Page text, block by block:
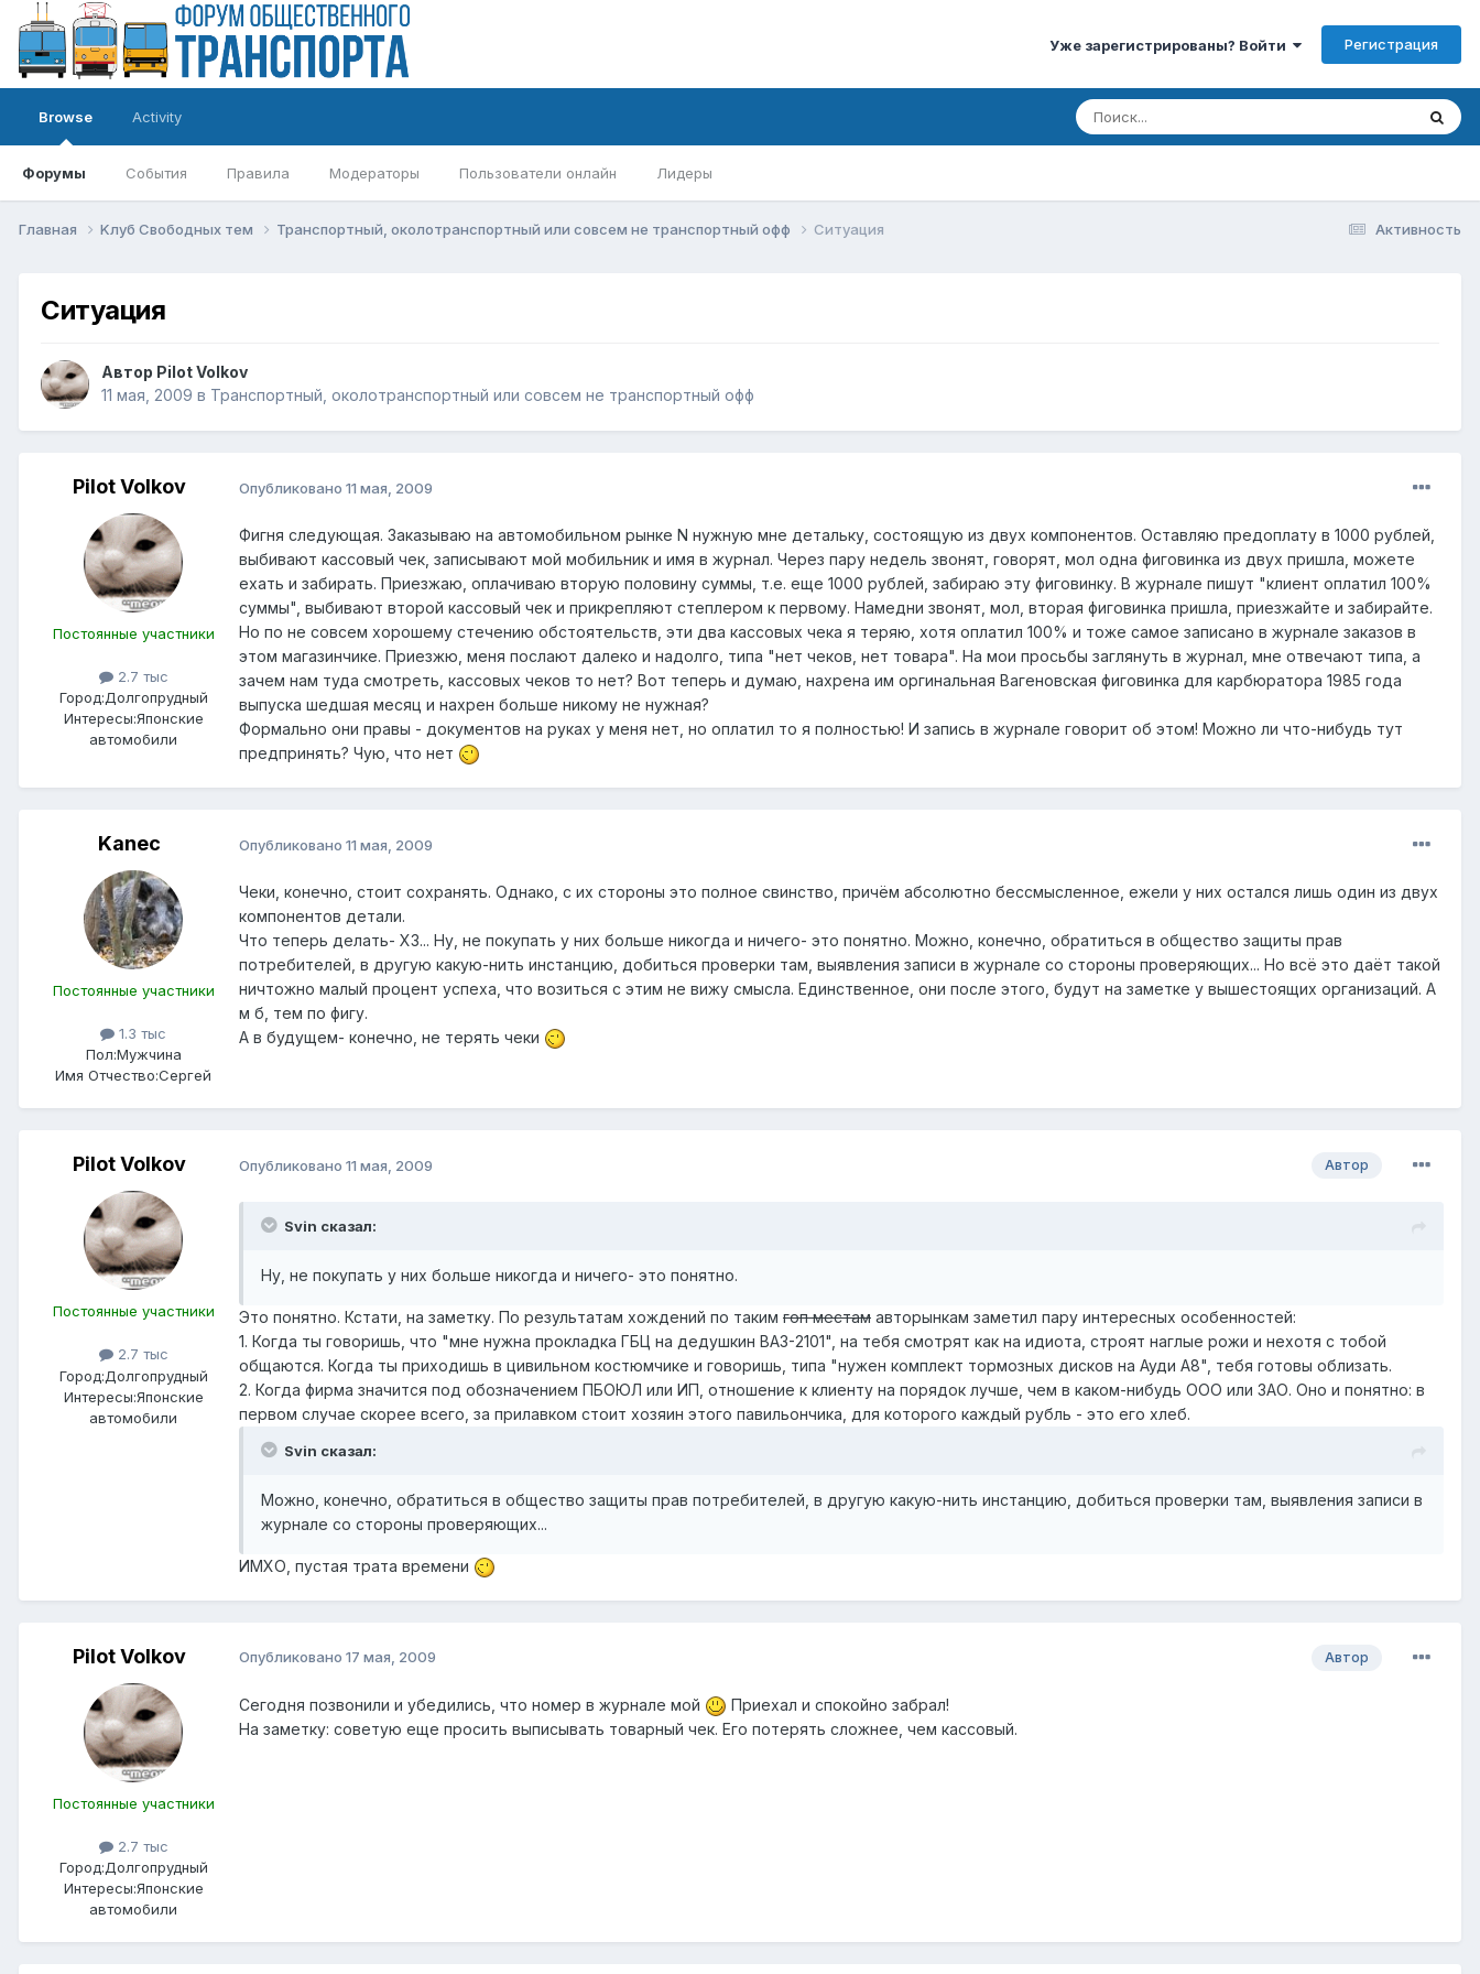
Уже зарегистрированы? Войти Регистрация
Browse
Форумы События Правила Модераторы Пользователи онлайн Лидеры
Activity
Активность
Главная Kлуб Свободных тем Транспортный, околотранспортный или совсем не транспортный офф Ситуация
Ситуация
Автор Pilot Volkov
11 мая, 2009 в Транспортный, околотранспортный или совсем не транспортный офф
Pilot Volkov
Постоянные участники
2.7 тыс
Город:Долгопрудный
Интересы:Японские
автомобили
Опубликовано 11 мая, 2009
Фигня следующая. Заказываю на автомобильном рынке N нужную мне детальку, состоящую из двух компонентов. Оставляю предоплату в 1000 рублей,
выбивают кассовый чек, записывают мой мобильник и имя в журнал. Через пару недель звонят, говорят, мол одна фиговинка из двух пришла, можете
ехать и забирать. Приезжаю, оплачиваю вторую половину суммы, т.е. еще 1000 рублей, забираю эту фиговинку. В журнале пишут "клиент оплатил 100%
суммы", выбивают второй кассовый чек и прикрепляют степлером к первому. Намедни звонят, мол, вторая фиговинка пришла, приезжайте и забирайте.
Но по не совсем хорошему стечению обстоятельств, эти два кассовых чека я теряю, хотя оплатил 100% и тоже самое записано в журнале заказов в
этом магазинчике. Приезжю, меня послают далеко и надолго, типа "нет чеков, нет товара". На мои просьбы заглянуть в журнал, мне отвечают типа, а
зачем нам туда смотреть, кассовых чеков то нет? Вот теперь и думаю, нахрена им оргинальная Вагеновская фиговинка для карбюратора 1985 года
выпуска шедшая месяц и нахрен больше никому не нужная?
Формально они правы - документов на руках у меня нет, но оплатил то я полностью! И запись в журнале говорит об этом! Можно ли что-нибудь тут
предпринять? Чую, что нет
Kanec
Постоянные участники
1.3 тыс
Пол:Мужчина
Имя Отчество:Сергей
Опубликовано 11 мая, 2009
Чеки, конечно, стоит сохранять. Однако, с их стороны это полное свинство, причём абсолютно бессмысленное, ежели у них остался лишь один из двух
компонентов детали.
Что теперь делать- ХЗ... Ну, не покупать у них больше никогда и ничего- это понятно. Можно, конечно, обратиться в общество защиты прав
потребителей, в другую какую-нить инстанцию, добиться проверки там, выявления записи в журнале со стороны проверяющих... Но всё это даёт такой
ничтожно малый процент успеха, что возиться с этим не вижу смысла. Единственное, они после этого, будут на заметке у вышестоящих организаций. А
м б, тем по фигу.
А в будущем- конечно, не терять чеки
Pilot Volkov
Постоянные участники
2.7 тыс
Город:Долгопрудный
Интересы:Японские
автомобили
Автор
Опубликовано 11 мая, 2009
Svin сказал:
Ну, не покупать у них больше никогда и ничего- это понятно.
Это понятно. Кстати, на заметку. По результатам хождений по таким гоп местам авторынкам заметил пару интересных особенностей:
1. Когда ты говоришь, что "мне нужна прокладка ГБЦ на дедушкин ВАЗ-2101", на тебя смотрят как на идиота, строят наглые рожи и нехотя с тобой
общаются. Когда ты приходишь в цивильном костюмчике и говоришь, типа "нужен комплект тормозных дисков на Ауди А8", тебя готовы облизать.
2. Когда фирма значится под обозначением ПБОЮЛ или ИП, отношение к клиенту на порядок лучше, чем в каком-нибудь ООО или ЗАО. Оно и понятно: в
первом случае скорее всего, за прилавком стоит хозяин этого павильончика, для которого каждый рубль - это его хлеб.
Svin сказал:
Можно, конечно, обратиться в общество защиты прав потребителей, в другую какую-нить инстанцию, добиться проверки там, выявления записи в
журнале со стороны проверяющих...
ИМХО, пустая трата времени
Pilot Volkov
Постоянные участники
2.7 тыс
Город:Долгопрудный
Интересы:Японские
автомобили
Автор
Опубликовано 17 мая, 2009
Сегодня позвонили и убедились, что номер в журнале мой
Приехал и спокойно забрал!
На заметку: советую еще просить выписывать товарный чек. Его потерять сложнее, чем кассовый.